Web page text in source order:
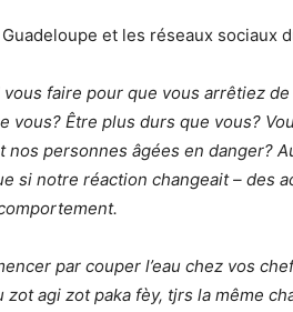
et les réseaux sociaux
faire pour que vous arrêtiez
vous? Être plus durs que vous?
nos personnes âgées en danger?
si notre réaction changeait – des
par couper l’eau chez vos
zot agi zot paka fèy, tjrs la même